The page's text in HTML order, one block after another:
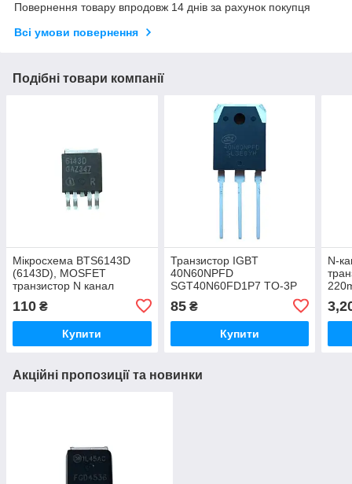
Повернення товару впродовж 14 днів за рахунок покупця
Всі умови повернення
Подібні товари компанії
Мікросхема BTS6143D
(6143D), MOSFET
транзистор N канал
BTS6143D 33В 8А, TO252-
5
110 ₴
Купити
Транзистор IGBT
40N60NPFD
SGT40N60FD1P7 TO-3P
Потужний igbt транзистор
Силовий транзистор igbt
85₴
Купити
N-
Акційні пропозиції та новинки